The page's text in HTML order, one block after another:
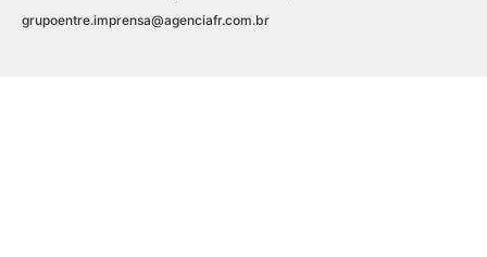
grupoentre.imprensa@agenciafr.com.br